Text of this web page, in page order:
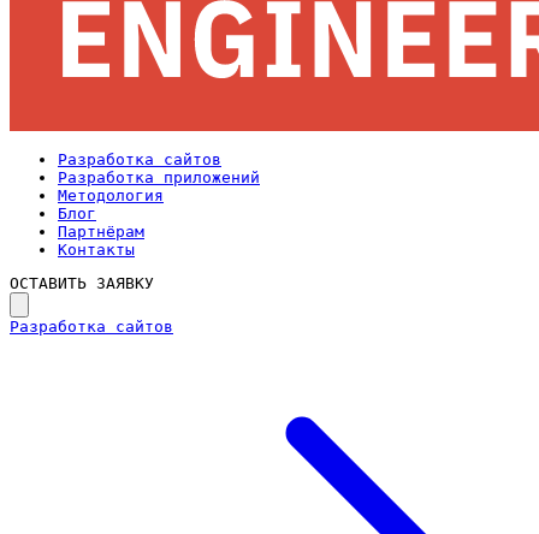
Разработка сайтов
Разработка приложений
Методология
Блог
Партнёрам
Контакты
ОСТАВИТЬ ЗАЯВКУ
Разработка сайтов